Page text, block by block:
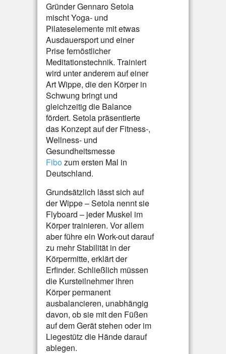
Gründer Gennaro Setola
mischt Yoga- und
Pilateselemente mit etwas
Ausdauersport und einer
Prise fernöstlicher
Meditationstechnik. Trainiert
wird unter anderem auf einer
Art Wippe, die den Körper in
Schwung bringt und
gleichzeitig die Balance
fördert. Setola präsentierte
das Konzept auf der Fitness-,
Wellness- und
Gesundheitsmesse
Fibo zum ersten Mal in
Deutschland.
Grundsätzlich lässt sich auf
der Wippe – Setola nennt sie
Flyboard – jeder Muskel im
Körper trainieren. Vor allem
aber führe ein Work-out darauf
zu mehr Stabilität in der
Körpermitte, erklärt der
Erfinder. Schließlich müssen
die Kursteilnehmer ihren
Körper permanent
ausbalancieren, unabhängig
davon, ob sie mit den Füßen
auf dem Gerät stehen oder im
Liegestütz die Hände darauf
ablegen.